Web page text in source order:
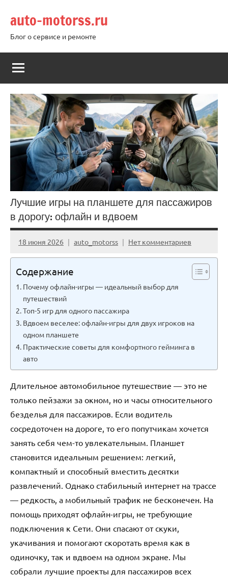
содержимому
auto-motorss.ru
Блог о сервисе и ремонте
Лучшие игры на планшете для пассажиров
в дорогу: офлайн и вдвоем
18 июня 2026 auto_motorss Нет комментариев
Содержание
Почему офлайн-игры — идеальный выбор для
путешествий
Топ-5 игр для одного пассажира
Вдвоем веселее: офлайн-игры для двух игроков на
одном планшете
Практические советы для комфортного гейминга в
авто
Длительное автомобильное путешествие — это не
только пейзажи за окном, но и часы относительного
безделья для пассажиров. Если водитель
сосредоточен на дороге, то его попутчикам хочется
занять себя чем-то увлекательным. Планшет
становится идеальным решением: легкий,
компактный и способный вместить десятки
развлечений. Однако стабильный интернет на трассе
— редкость, а мобильный трафик не бесконечен. На
помощь приходят офлайн-игры, не требующие
подключения к Сети. Они спасают от скуки,
укачивания и помогают скоротать время как в
одиночку, так и вдвоем на одном экране. Мы
собрали лучшие проекты для пассажиров всех